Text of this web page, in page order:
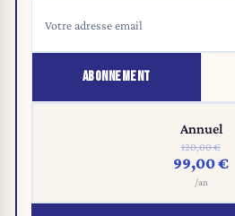
ABONNEMENT
Annuel
120,00 €
99,00 €
/an